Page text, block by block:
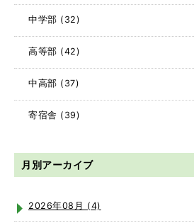
中学部 (32)
高等部 (42)
中高部 (37)
寄宿舎 (39)
月別アーカイブ
2026年08月 (4)